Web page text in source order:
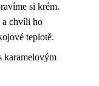
si krém.
a chvíli ho
teplotě.
karamelovým